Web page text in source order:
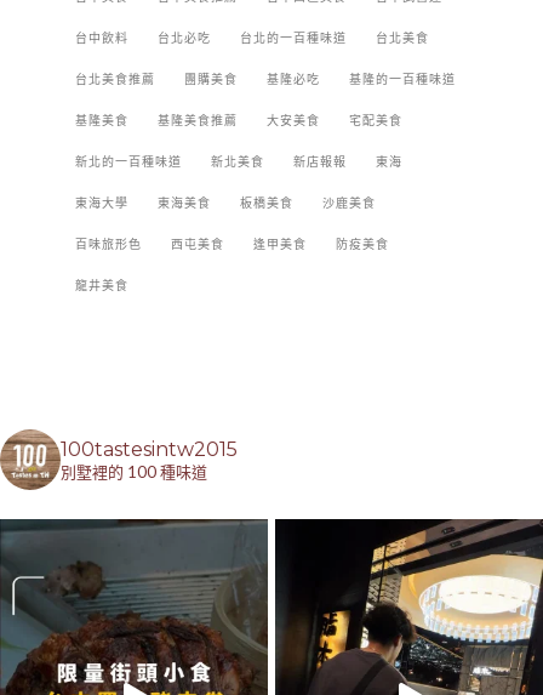
台中飲料 台北必吃 台北的一百種味道 台北美食
台北美食推薦 團購美食 基隆必吃 基隆的一百種味道
基隆美食 基隆美食推薦 大安美食 宅配美食
新北的一百種味道 新北美食 新店報報 東海
東海大學 東海美食 板橋美食 沙鹿美食
百味旅形色 西屯美食 逢甲美食 防疫美食
龍井美食
100tastesintw2015
別墅裡的 100 種味道